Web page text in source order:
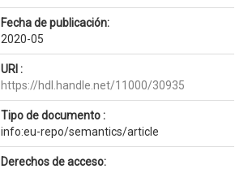
Fecha de publicación:
2020-05
URI :
https://hdl.handle.net/11000/30935
Tipo de documento :
info:eu-repo/semantics/article
Derechos de acceso: